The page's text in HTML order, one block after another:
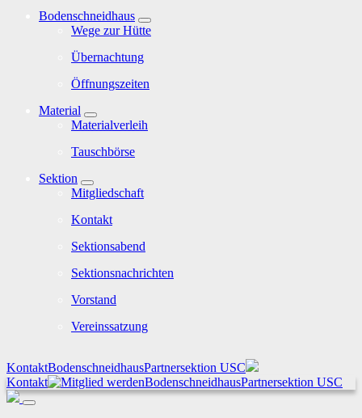
Bodenschneidhaus
Wege zur Hütte
Übernachtung
Öffnungszeiten
Material
Materialverleih
Tauschbörse
Sektion
Mitgliedschaft
Kontakt
Sektionsabend
Sektionsnachrichten
Vorstand
Vereinssatzung
KontaktBodenschneidhausPartnersektion USC
Kontakt
BodenschneidhausPartnersektion USC